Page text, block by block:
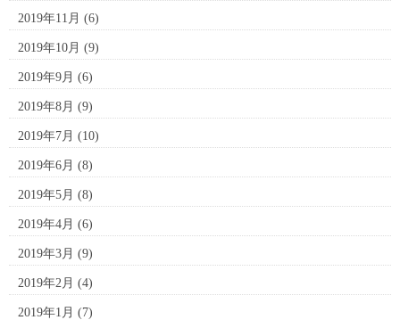
2019年11月 (6)
2019年10月 (9)
2019年9月 (6)
2019年8月 (9)
2019年7月 (10)
2019年6月 (8)
2019年5月 (8)
2019年4月 (6)
2019年3月 (9)
2019年2月 (4)
2019年1月 (7)